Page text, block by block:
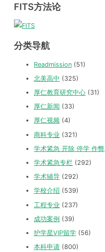
FITS方法论
分类导航
Readmission (51)
北美高中 (325)
厚仁教育研究中心 (31)
厚仁新闻 (33)
厚仁视频 (4)
商科专业 (321)
学术紧急 开除 停学 作弊
学术紧急专栏 (292)
学术辅导 (292)
学校介绍 (539)
工程专业 (237)
成功案例 (39)
护学星VIP留学 (56)
本科申请 (800)